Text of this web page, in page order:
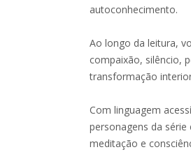
autoconhecimento.
Ao longo da leitura,
compaixão, silêncio,
transformação
Com linguagem
personagens da
meditação e